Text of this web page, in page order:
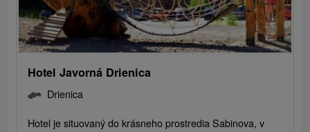
Hotel Javorná Drienica
Drienica
Hotel je situovaný do krásneho prostredia Sabinova, v